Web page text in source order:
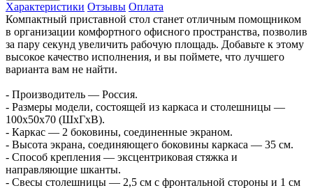
Характеристики Отзывы Оплата
Компактный приставной стол станет отличным помощником
в организации комфортного офисного пространства, позволив
за пару секунд увеличить рабочую площадь. Добавьте к этому
высокое качество исполнения, и вы поймете, что лучшего
варианта вам не найти.
- Производитель — Россия.
- Размеры модели, состоящей из каркаса и столешницы —
100x50x70 (ШхГхВ).
- Каркас — 2 боковины, соединенные экраном.
- Высота экрана, соединяющего боковины каркаса — 35 см.
- Способ крепления — эксцентриковая стяжка и
направляющие шканты.
- Свесы столешницы — 2,5 см с фронтальной стороны и 1 см